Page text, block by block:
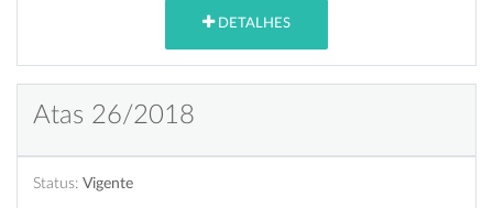
DETALHES
Atas 26/2018
Status: Vigente